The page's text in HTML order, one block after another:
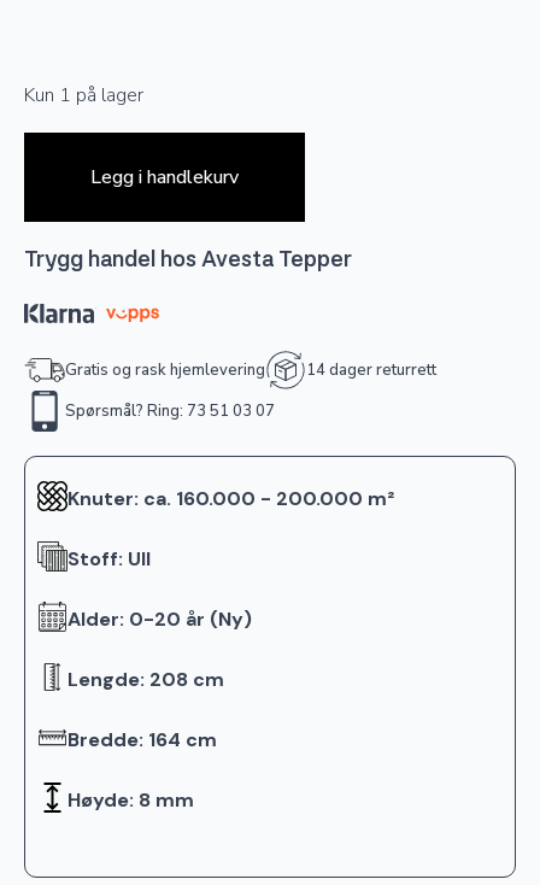
Kun 1 på lager
Legg i handlekurv
Trygg handel hos Avesta Tepper
Gratis og rask hjemlevering
14 dager returrett
Spørsmål? Ring: 73 51 03 07
Knuter: ca. 160.000 - 200.000 m²
Stoff: Ull
Alder: 0-20 år (Ny)
Lengde: 208 cm
Bredde: 164 cm
Høyde: 8 mm